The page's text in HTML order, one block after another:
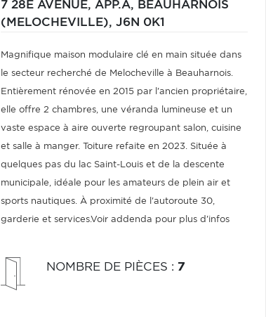
7 28E AVENUE, APP.A, BEAUHARNOIS
(MELOCHEVILLE), J6N 0K1
Magnifique maison modulaire clé en main située dans
le secteur recherché de Melocheville à Beauharnois.
Entièrement rénovée en 2015 par l'ancien propriétaire,
elle offre 2 chambres, une véranda lumineuse et un
vaste espace à aire ouverte regroupant salon, cuisine
et salle à manger. Toiture refaite en 2023. Située à
quelques pas du lac Saint-Louis et de la descente
municipale, idéale pour les amateurs de plein air et
sports nautiques. À proximité de l'autoroute 30,
garderie et services.Voir addenda pour plus d'infos
NOMBRE DE PIÈCES : 7